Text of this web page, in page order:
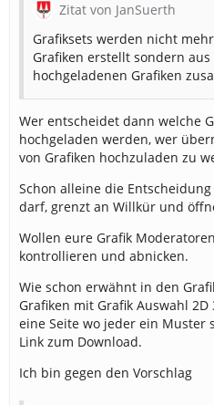
Zitat von JanSuerth
Grafiksets werden nicht
Grafiken erstellt sondern
hochgeladenen Grafiken
Wer entscheidet dann welche
hochgeladen werden, wer
von Grafiken hochzuladen zu
Schon alleine die
darf, grenzt an Willkür und
Wollen eure Grafik
kontrollieren und abnicken.
Wie schon erwähnt in den
Grafiken mit Grafik Auswahl
eine Seite wo jeder ein Muster
Link zum Download.
Ich bin gegen den Vorschlag